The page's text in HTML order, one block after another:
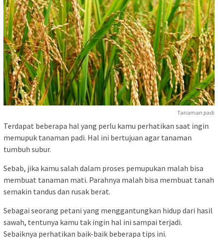
Tanaman padi
Terdapat beberapa hal yang perlu kamu perhatikan saat ingin
memupuk tanaman padi. Hal ini bertujuan agar tanaman
tumbuh subur.
Sebab, jika kamu salah dalam proses pemupukan malah bisa
membuat tanaman mati. Parahnya malah bisa membuat tanah
semakin tandus dan rusak berat.
Sebagai seorang petani yang menggantungkan hidup dari hasil
sawah, tentunya kamu tak ingin hal ini sampai terjadi.
Sebaiknya perhatikan baik-baik beberapa tips ini.